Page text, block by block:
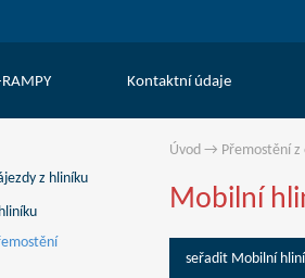
Kontaktní údaje
z hliníku
Úvod→ Přemostění z
Mobilní
seřadit Mobilní